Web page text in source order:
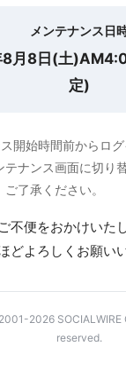
メンテナンス日
月8日(土
定)
開始時間前からロ
テナンス画面に切り
了承ください。
不便をおかけいた
どよろしくお願い
2026 SOCIALWIRE
reserved.